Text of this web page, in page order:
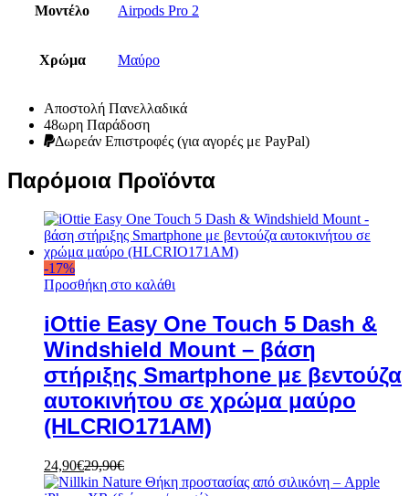
Μοντέλο Airpods Pro 2
Χρώμα Μαύρο
Αποστολή Πανελλαδικά
48ωρη Παράδοση
Δωρεάν Eπιστροφές (για αγορές με PayPal)
Παρόμοια Προϊόντα
-17%
Προσθήκη στο καλάθι
iOttie Easy One Touch 5 Dash &
Windshield Mount – βάση
στήριξης Smartphone με βεντούζα
αυτοκινήτου σε χρώμα μαύρο
(HLCRIO171AM)
24,90€29,90€